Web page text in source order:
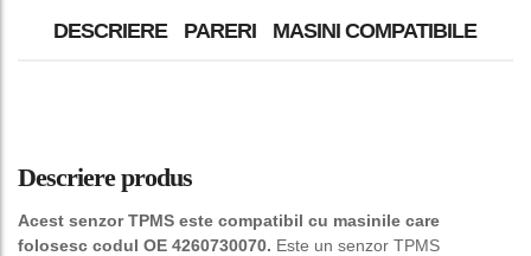
DESCRIERE PARERI MASINI COMPATIBILE
Descriere produs
Acest senzor TPMS este compatibil cu masinile care
folosesc codul OE 4260730070. Este un senzor TPMS